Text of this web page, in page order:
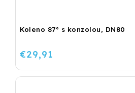
Koleno 87° s konzolou, DN80
€29,91